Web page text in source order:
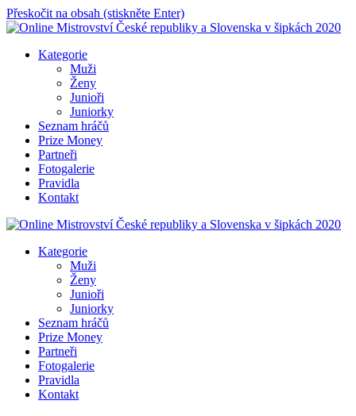
Přeskočit na obsah (stiskněte Enter)
Online Mistrovství České republiky a Slovenska v šipkách 2020
Kategorie
Muži
Ženy
Junioři
Juniorky
Seznam hráčů
Prize Money
Partneři
Fotogalerie
Pravidla
Kontakt
Online Mistrovství České republiky a Slovenska v šipkách 2020
Kategorie
Muži
Ženy
Junioři
Juniorky
Seznam hráčů
Prize Money
Partneři
Fotogalerie
Pravidla
Kontakt